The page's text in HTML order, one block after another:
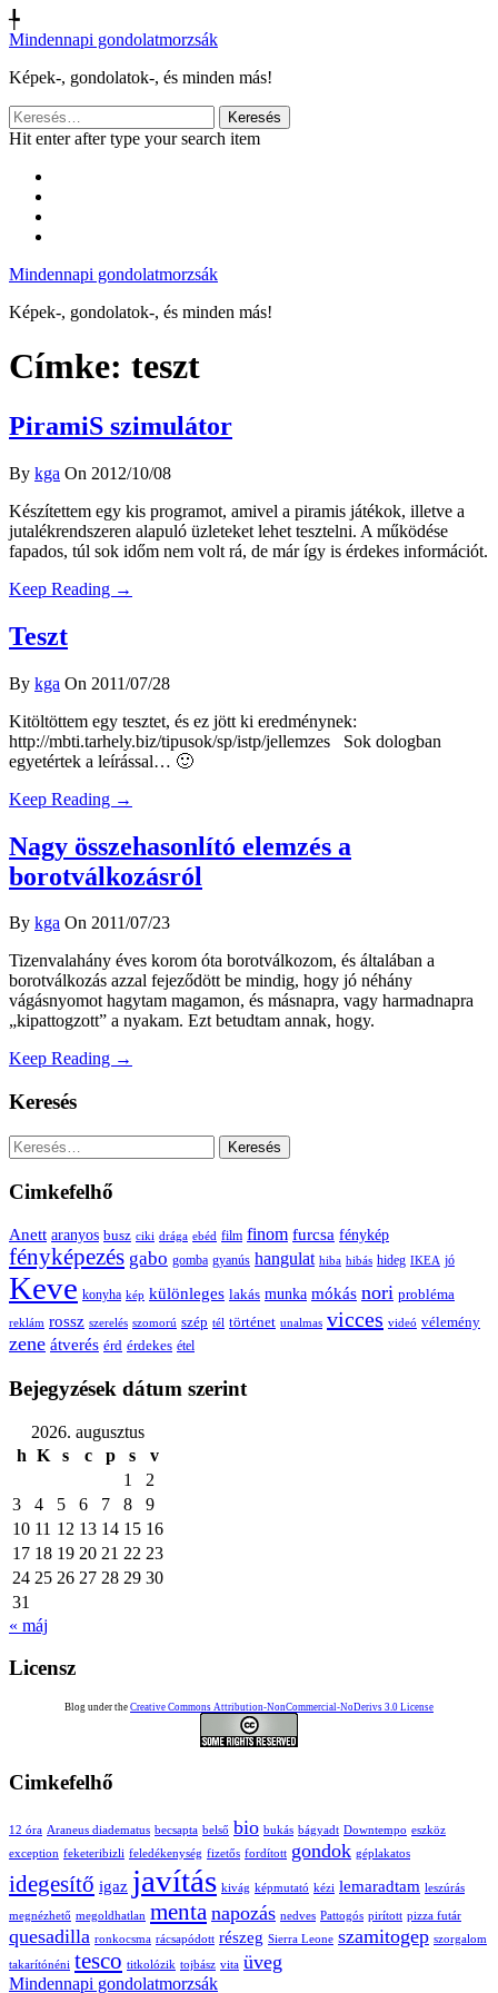
╄
Mindennapi gondolatmorzsák
Képek-, gondolatok-, és minden más!
Keresés:
Hit enter after type your search item
Mindennapi gondolatmorzsák
Képek-, gondolatok-, és minden más!
Címke: teszt
PiramiS szimulátor
By kga On 2012/10/08
Készítettem egy kis programot, amivel a piramis játékok, illetve a
jutalékrendszeren alapuló üzleteket lehet tesztelni. A működése
fapados, túl sok időm nem volt rá, de már így is érdekes információt.
Keep Reading →
Teszt
By kga On 2011/07/28
Kitöltöttem egy tesztet, és ez jött ki eredménynek:
http://mbti.tarhely.biz/tipusok/sp/istp/jellemzes Sok dologban
egyetértek a leírással… 🙂
Keep Reading →
Nagy összehasonlító elemzés a
borotválkozásról
By kga On 2011/07/23
Tizenvalahány éves korom óta borotválkozom, és általában a
borotválkozás azzal fejeződött be mindig, hogy jó néhány
vágásnyomot hagytam magamon, és másnapra, vagy harmadnapra
„kipattogzott” a nyakam. Ezt betudtam annak, hogy.
Keep Reading →
Keresés
Keresés:
Cimkefelhő
Anett aranyos busz ciki drága ebéd film finom furcsa fénykép
fényképezés gabo gomba gyanús hangulat hiba hibás hideg IKEA jó
Keve konyha kép különleges lakás munka mókás nori probléma
reklám rossz szerelés szomorú szép tél történet unalmas vicces videó vélemény
zene átverés érd érdekes étel
Bejegyzések dátum szerint
2026. augusztus
h K s c p s
v
1
2
3
4 5 6 7 8
9
10 11 12 13 14 15 16
17 18 19 20 21 22 23
24 25 26 27 28 29 30
31
« máj
Licensz
Blog under the Creative Commons Attribution-NonCommercial-NoDerivs 3.0 License
Cimkefelhő
12 óra Araneus diadematus becsapta belső bio bukás bágyadt Downtempo eszköz
exception feketeribizli feledékenység fizetős fordított gondok géplakatos
idegesítő igaz javítás kivág képmutató kézi lemaradtam leszúrás
megnézhető megoldhatlan menta napozás nedves Pattogós pirított pizza futár
quesadilla ronkocsma rácsapódott részeg Sierra Leone szamitogep szorgalom
takarítónéni tesco titkolózik tojbász vita üveg
Mindennapi gondolatmorzsák